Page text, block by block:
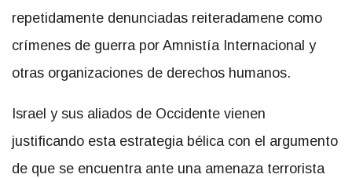
repetidamente denunciadas reiteradamene como
crímenes de guerra por Amnistía Internacional y
otras organizaciones de derechos humanos.
Israel y sus aliados de Occidente vienen
justificando esta estrategia bélica con el argumento
de que se encuentra ante una amenaza terrorista